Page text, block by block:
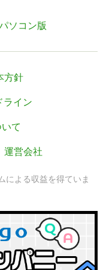
ソコン版
方針
ライン
て
運営会社
による収益を得ていま